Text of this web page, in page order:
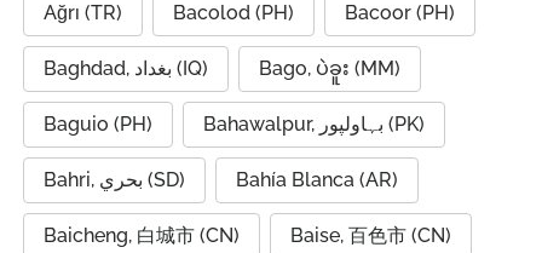
Ağrı (TR) Bacolod (PH) Bacoor (PH)
Baghdad, بغداد (IQ) Bago, ပဲခူး (MM)
Baguio (PH) Bahawalpur, بہاولپور (PK)
Bahri, بحري (SD) Bahía Blanca (AR)
Baicheng, 白城市 (CN) Baise, 百色市 (CN)